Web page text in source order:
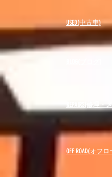
USED(中古車)
REPAIRS(修理
OFF ROAD(オフ